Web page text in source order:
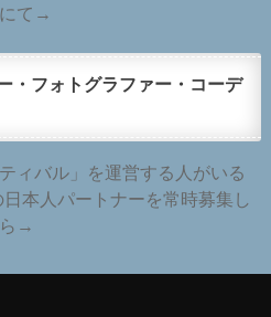
て→
・フォトグラファー・コーデ
ィバル」を運営する人がいる
本人パートナーを常時募集し
→